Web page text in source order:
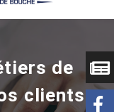
de
clients